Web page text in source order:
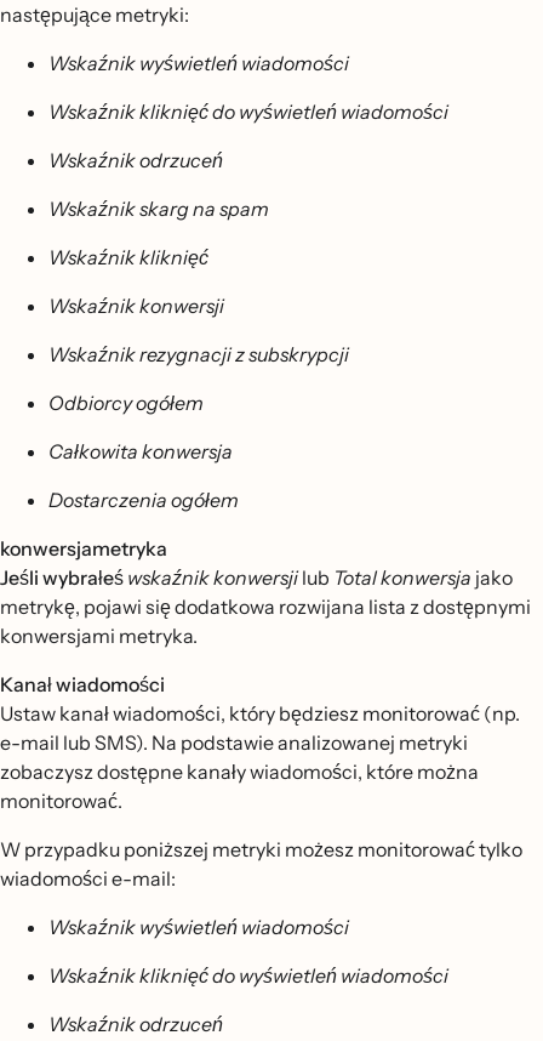
następujące metryki:
Wskaźnik wyświetleń wiadomości
Wskaźnik kliknięć do wyświetleń wiadomości
Wskaźnik odrzuceń
Wskaźnik skarg na spam
Wskaźnik kliknięć
Wskaźnik konwersji
Wskaźnik rezygnacji z subskrypcji
Odbiorcy ogółem
Całkowita konwersja
Dostarczenia ogółem
konwersjametryka
Jeśli wybrałeś wskaźnik konwersjilub Total konwersja jako
metrykę, pojawi się dodatkowa rozwijana lista z dostępnymi
konwersjami metryka.
Kanał wiadomości
Ustaw kanał wiadomości, który będziesz monitorować (np.
e-mail lub SMS). Na podstawie analizowanej metryki
zobaczysz dostępne kanały wiadomości, które można
monitorować.
W przypadku poniższej metryki możesz monitorować tylko
wiadomości e-mail:
Wskaźnik wyświetleń wiadomości
Wskaźnik kliknięć do wyświetleń wiadomości
Wskaźnik odrzuceń